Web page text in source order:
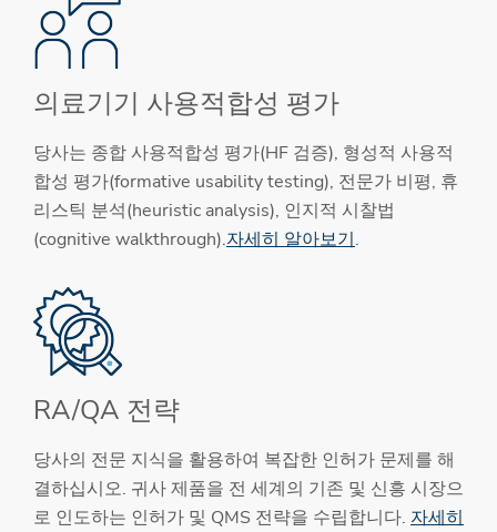
의료기기 사용적합성 평가
당사는 종합 사용적합성 평가(HF 검증), 형성적 사용적
합성 평가(formative usability testing), 전문가 비평, 휴
리스틱 분석(heuristic analysis), 인지적 시찰법
(cognitive walkthrough).자세히 알아보기.
RA/QA 전략
당사의 전문 지식을 활용하여 복잡한 인허가 문제를 해
결하십시오. 귀사 제품을 전 세계의 기존 및 신흥 시장으
로 인도하는 인허가 및 QMS 전략을 수립합니다. 자세히